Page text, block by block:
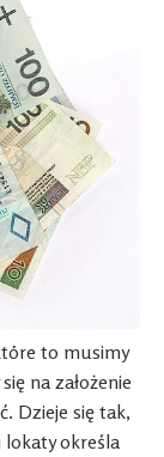
to musimy
na założenie
Dzieje się tak,
lokaty określa